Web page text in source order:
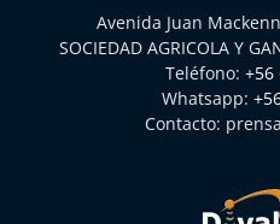
Avenida Juan
SOCIEDAD AGRICOLA Y
Teléfono: +56
Whatsapp:
Contacto: